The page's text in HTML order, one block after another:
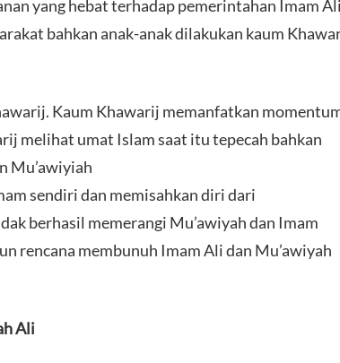
yang hebat terhadap pemerintahan Imam
bahkan anak-anak dilakukan kaum
Kaum Khawarij memanfatkan
melihat umat Islam saat itu tepecah bahkan
Mu’awiyiah
sendiri dan memisahkan diri dari
berhasil memerangi Mu’awiyah dan Imam
rencana membunuh Imam Ali dan Mu’awiyah
Ali